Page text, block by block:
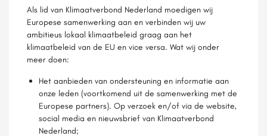
Als lid van Klimaatverbond Nederland moedigen wij
Europese samenwerking aan en verbinden wij uw
ambitieus lokaal klimaatbeleid graag aan het
klimaatbeleid van de EU en vice versa. Wat wij onder
meer doen:
Het aanbieden van ondersteuning en informatie aan
onze leden (voortkomend uit de samenwerking met de
Europese partners). Op verzoek en/of via de website,
social media en nieuwsbrief van Klimaatverbond
Nederland;